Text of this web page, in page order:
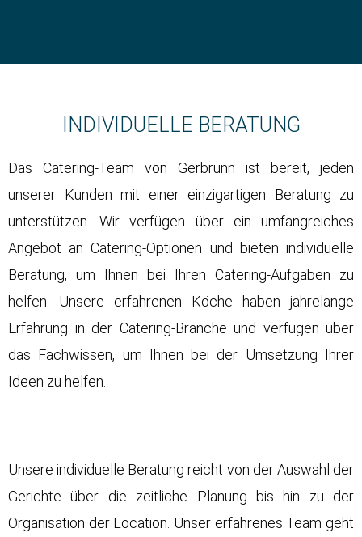
INDIVIDUELLE BERATUNG
Das Catering-Team von Gerbrunn ist bereit, jeden
unserer Kunden mit einer einzigartigen Beratung zu
unterstützen. Wir verfügen über ein umfangreiches
Angebot an Catering-Optionen und bieten individuelle
Beratung, um Ihnen bei Ihren Catering-Aufgaben zu
helfen. Unsere erfahrenen Köche haben jahrelange
Erfahrung in der Catering-Branche und verfügen über
das Fachwissen, um Ihnen bei der Umsetzung Ihrer
Ideen zu helfen.
Unsere individuelle Beratung reicht von der Auswahl der
Gerichte über die zeitliche Planung bis hin zu der
Organisation der Location. Unser erfahrenes Team geht